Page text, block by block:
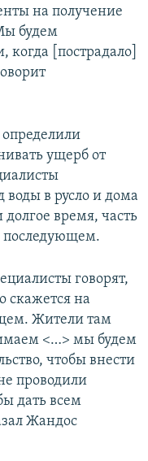
на получение
будем
когда [пострадало]
определили
ущерб от
воды в русло и дома
долгое время, часть
последующем.
говорят,
скажется на
Жители там
<…> мы будем
чтобы внести
проводили
дать всем
Жандос